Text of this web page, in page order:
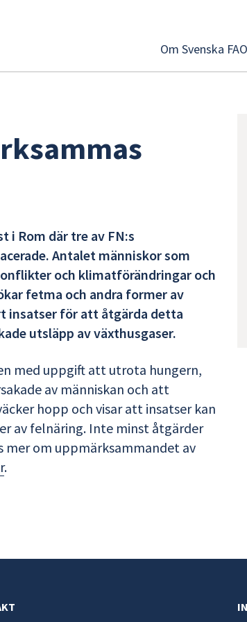
Om Svenska
i Rom där tre av FN:s
Antalet människor som
och klimatförändringar och
fetma och andra former av
insatser för att åtgärda detta
utsläpp av växthusgaser.
med uppgift att utrota hungern,
av människan och att
hopp och visar att insatser kan
av felnäring. Inte minst åtgärder
mer om uppmärksammandet av
.